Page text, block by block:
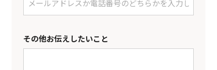
その他お伝えしたいこと